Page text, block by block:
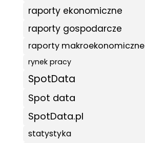
raporty ekonomiczne
raporty gospodarcze
raporty makroekonomiczne
rynek pracy
SpotData
Spot data
SpotData.pl
statystyka